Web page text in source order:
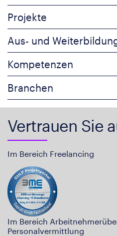
Projekte
Aus- und
Kompetenzen
Branchen
Vertrauen Sie
Im Bereich Freelancing
Im Bereich
Personalvermittlung